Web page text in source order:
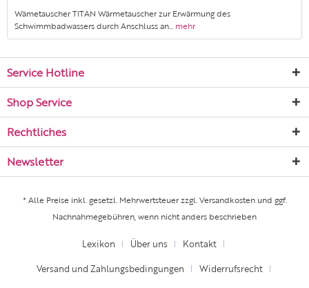
Wämetauscher TITAN Wärmetauscher zur Erwärmung des
Schwimmbadwassers durch Anschluss an...
mehr
Service Hotline
Shop Service
Rechtliches
Newsletter
* Alle Preise inkl. gesetzl. Mehrwertsteuer zzgl.Versandkostenund ggf.
Nachnahmegebühren, wenn nicht anders beschrieben
Lexikon Über uns Kontakt
Versand und Zahlungsbedingungen Widerrufsrecht